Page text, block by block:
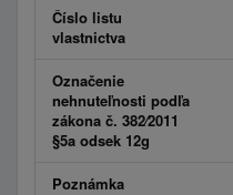
Číslo listu
vlastnictva
Označenie
nehnuteľnosti podľa
zákona č. 382⁄2011
§5a odsek 12g
Poznámka